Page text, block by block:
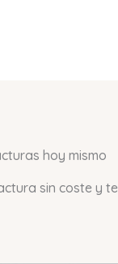
hoy mismo
sin coste y